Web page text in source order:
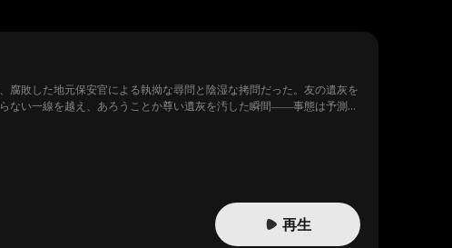
敗した地元保安官による執拗な尋問と陰湿な拷問だった。友の遺灰を
ない一線を越え、あろうことか尊い遺灰を汚した瞬間――事態は予測不
再生